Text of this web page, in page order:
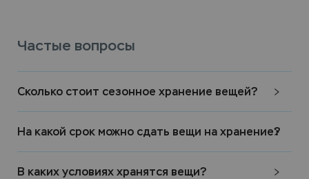
Частые вопросы
Сколько стоит сезонное хранение вещей?
На какой срок можно сдать вещи на хранение?
В каких условиях хранятся вещи?